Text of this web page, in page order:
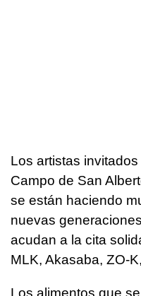
Los artistas
Campo de San
se están haciendo
nuevas
acudan a la cita
MLK, Akasaba, ZO-
Los alimentos que